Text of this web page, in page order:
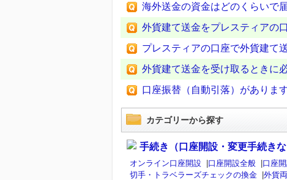
海外送金の資金はどのくらいで
外貨建て送金をプレスティアの
プレスティアの口座で外貨建て
外貨建て送金を受け取るときに
口座振替（自動引落）がありま
カテゴリーから探す
手続き（口座開設・変更手続きな
オンライン口座開設 |口座開設全般 |口座
切手・トラベラーズチェックの換金 |外貨